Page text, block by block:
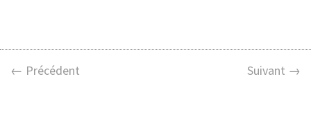
← Précédent Suivant →